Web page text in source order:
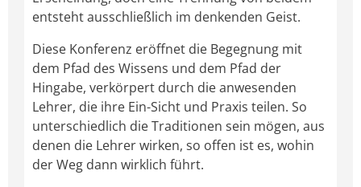
entsteht ausschließlich im denkenden Geist.
Diese Konferenz eröffnet die Begegnung mit
dem Pfad des Wissens und dem Pfad der
Hingabe, verkörpert durch die anwesenden
Lehrer, die ihre Ein-Sicht und Praxis teilen. So
unterschiedlich die Traditionen sein mögen, aus
denen die Lehrer wirken, so offen ist es, wohin
der Weg dann wirklich führt.